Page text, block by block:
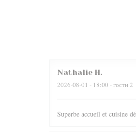
Nathalie H
2026-08-01 - 18:00 - гости 2
Superbe accueil et cuisine